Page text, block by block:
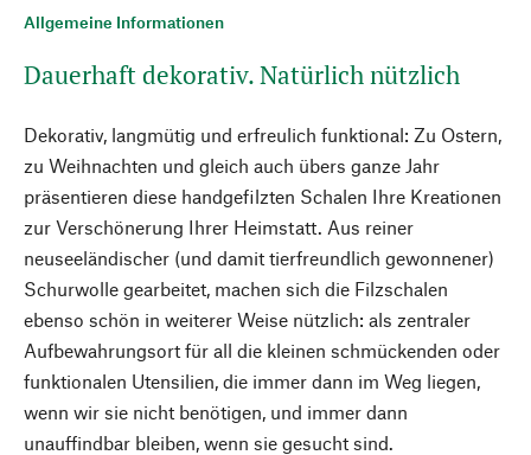
Allgemeine Informationen
Dauerhaft dekorativ. Natürlich nützlich
Dekorativ, langmütig und erfreulich funktional: Zu Ostern,
zu Weihnachten und gleich auch übers ganze Jahr
präsentieren diese handgefilzten Schalen Ihre Kreationen
zur Verschönerung Ihrer Heimstatt. Aus reiner
neuseeländischer (und damit tierfreundlich gewonnener)
Schurwolle gearbeitet, machen sich die Filzschalen
ebenso schön in weiterer Weise nützlich: als zentraler
Aufbewahrungsort für all die kleinen schmückenden oder
funktionalen Utensilien, die immer dann im Weg liegen,
wenn wir sie nicht benötigen, und immer dann
unauffindbar bleiben, wenn sie gesucht sind.